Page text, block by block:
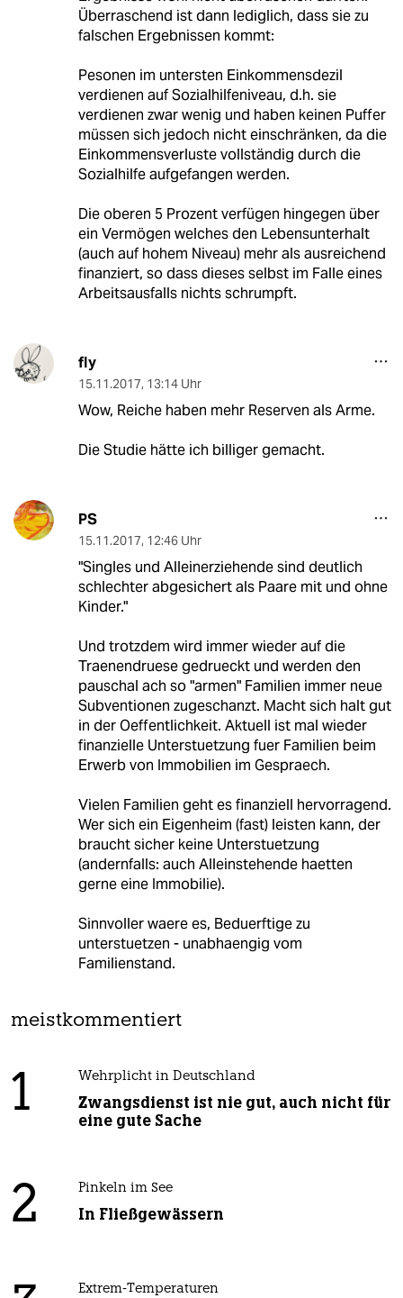
Überraschend ist dann lediglich, dass sie zu
falschen Ergebnissen kommt:
Pesonen im untersten Einkommensdezil
verdienen auf Sozialhilfeniveau, d.h. sie
verdienen zwar wenig und haben keinen Puffer
müssen sich jedoch nicht einschränken, da die
Einkommensverluste vollständig durch die
Sozialhilfe aufgefangen werden.
Die oberen 5 Prozent verfügen hingegen über
ein Vermögen welches den Lebensunterhalt
(auch auf hohem Niveau) mehr als ausreichend
finanziert, so dass dieses selbst im Falle eines
Arbeitsausfalls nichts schrumpft.
fly
15.11.2017, 13:14 Uhr
Wow, Reiche haben mehr Reserven als Arme.
Die Studie hätte ich billiger gemacht.
PS
15.11.2017, 12:46 Uhr
"Singles und Alleinerziehende sind deutlich
schlechter abgesichert als Paare mit und ohne
Kinder."
Und trotzdem wird immer wieder auf die
Traenendruese gedrueckt und werden den
pauschal ach so "armen" Familien immer neue
Subventionen zugeschanzt. Macht sich halt gut
in der Oeffentlichkeit. Aktuell ist mal wieder
finanzielle Unterstuetzung fuer Familien beim
Erwerb von Immobilien im Gespraech.
Vielen Familien geht es finanziell hervorragend.
Wer sich ein Eigenheim (fast) leisten kann, der
braucht sicher keine Unterstuetzung
(andernfalls: auch Alleinstehende haetten
gerne eine Immobilie).
Sinnvoller waere es, Beduerftige zu
unterstuetzen - unabhaengig vom
Familienstand.
meistkommentiert
1 Wehrplicht in Deutschland
Zwangsdienst ist nie gut, auch nicht für
eine gute Sache
2 Pinkeln im See
In Fließgewässern
Extrem-Temperaturen